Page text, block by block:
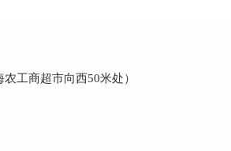
工商超市向西50米处）